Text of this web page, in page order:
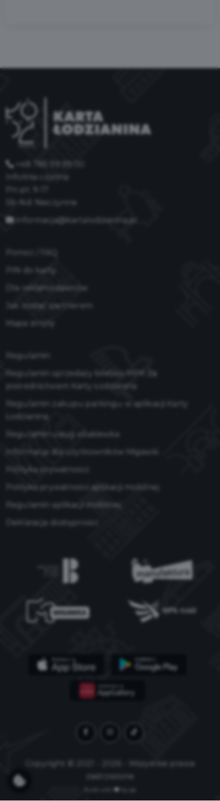
+48 785 99 99 00
Infolinia czynna:
Sb-Nd: Nieczynne
informacja@kartalodzianina.pl
PIN do karty
Dla reklamodawców
Jak zostać partnerem
Mapa strony
Regulamin
Regulamin sprzedaży biletów MPK za
pośrednictwem Karty Łodzianina
Regulamin zakupu parkingu w aplikacji Karty
Łodzianina
Regulamin usług eSakiewka
Informacja dla użytkowników Migawki
Polityka prywatności
Polityka prywatności aplikacji mobilnej
Regulamin aplikacji mobilnej
Deklaracja dostępności
Copyright © 2021 - 2026 - Wszystkie prawa
zastrzeżone